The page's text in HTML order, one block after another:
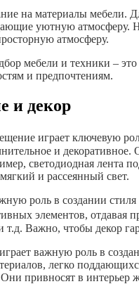
на материалы мебели.
уютную атмосферу.
атмосферу.
мебели и техники – это
и предпочтениям.
и декор
играет ключевую
и
светодиодная лента
и рассеянный свет.
роль в создании
элементов,
т.д. Важно, чтобы декор
важную роль в
легко
Они привносят в интерьер